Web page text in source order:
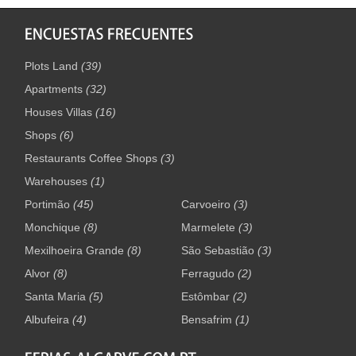
Plots Land(39)
Apartments(32)
Houses Villas(16)
Shops(6)
Restaurants Coffee Shops(3)
Warehouses(1)
Portimão(45)
Monchique(8)
Mexilhoeira Grande(8)
Alvor(8)
Santa Maria(5)
Albufeira(4)
Carvoeiro(3)
Marmelete(3)
São Sebastião(3)
Ferragudo(2)
Estômbar(2)
Bensafrim(1)